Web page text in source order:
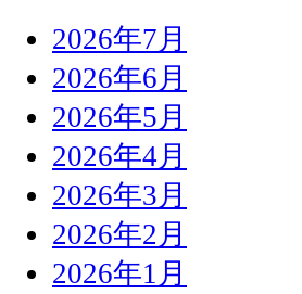
2026年7月
2026年6月
2026年5月
2026年4月
2026年3月
2026年2月
2026年1月